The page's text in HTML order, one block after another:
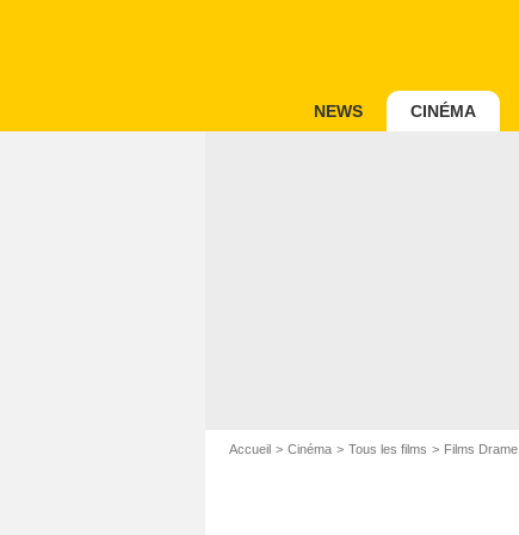
NEWS CINÉMA
Accueil Cinéma Tous les films Films Drame